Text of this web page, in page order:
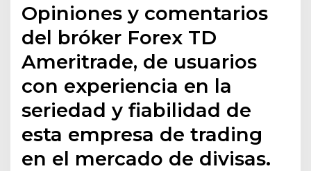
Opiniones y comentarios
del bróker Forex TD
Ameritrade, de usuarios
con experiencia en la
seriedad y fiabilidad de
esta empresa de trading
en el mercado de divisas.